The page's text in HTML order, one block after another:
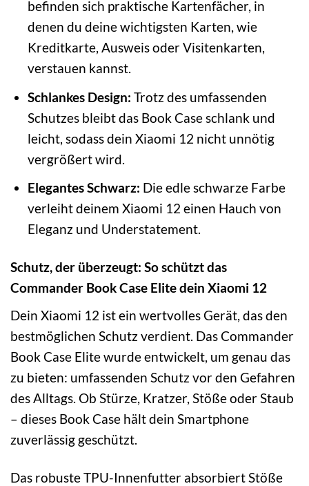
befinden sich praktische Kartenfächer, in
denen du deine wichtigsten Karten, wie
Kreditkarte, Ausweis oder Visitenkarten,
verstauen kannst.
Schlankes Design: Trotz des umfassenden
Schutzes bleibt das Book Case schlank und
leicht, sodass dein Xiaomi 12 nicht unnötig
vergrößert wird.
Elegantes Schwarz: Die edle schwarze Farbe
verleiht deinem Xiaomi 12 einen Hauch von
Eleganz und Understatement.
Schutz, der überzeugt: So schützt das
Commander Book Case Elite dein Xiaomi 12
Dein Xiaomi 12 ist ein wertvolles Gerät, das den
bestmöglichen Schutz verdient. Das Commander
Book Case Elite wurde entwickelt, um genau das
zu bieten: umfassenden Schutz vor den Gefahren
des Alltags. Ob Stürze, Kratzer, Stöße oder Staub
– dieses Book Case hält dein Smartphone
zuverlässig geschützt.
Das robuste TPU-Innenfutter absorbiert Stöße